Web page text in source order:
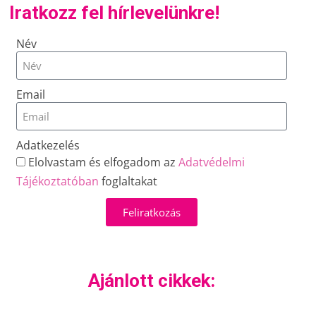
Iratkozz fel hírlevelünkre!
Név
Email
Adatkezelés
Elolvastam és elfogadom azAdatvédelmi
Tájékoztatóban foglaltakat
Feliratkozás
Ajánlott cikkek: